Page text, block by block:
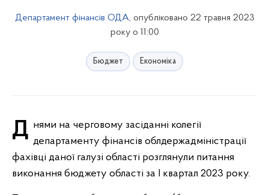
Департамент фінансів ОДА, опубліковано 22 травня 2023
року о 11:00
Бюджет Економіка
Днями на черговому засіданні колегії департаменту фінансів облдержадміністрації
фахівці даної галузі області розглянули питання
виконання бюджету області за I квартал 2023 року.